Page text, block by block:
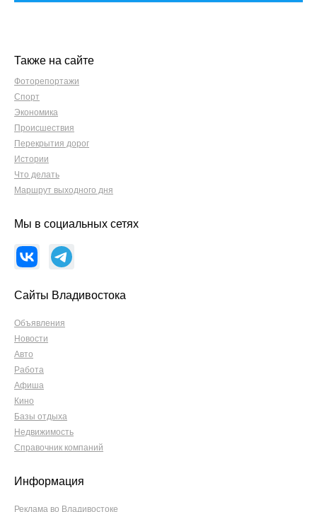
Также на сайте
Фоторепортажи
Спорт
Экономика
Происшествия
Перекрытия дорог
Истории
Что делать
Маршрут выходного дня
Мы в социальных сетях
Сайты Владивостока
Объявления
Новости
Авто
Работа
Афиша
Кино
Базы отдыха
Недвижимость
Справочник компаний
Информация
Реклама во Владивостоке